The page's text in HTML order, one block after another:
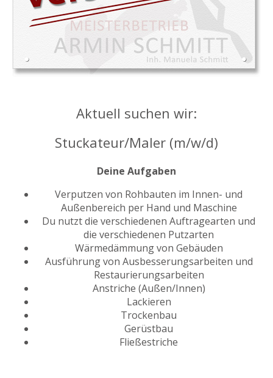
Aktuell suchen wir:
Stuckateur/Maler (m/w/d)
Deine Aufgaben
Verputzen von Rohbauten im Innen- und
Außenbereich per Hand und Maschine
Du nutzt die verschiedenen Auftragearten und
die verschiedenen Putzarten
Wärmedämmung von Gebäuden
Ausführung von Ausbesserungsarbeiten und
Restaurierungsarbeiten
Anstriche (Außen/Innen)
Lackieren
Trockenbau
Gerüstbau
Fließestriche